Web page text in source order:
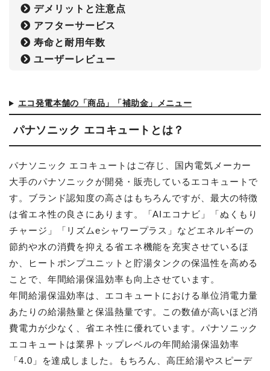
デメリットと注意点
アフターサービス
寿命と耐用年数
ユーザーレビュー
エコ発電本舗の「商品」「補助金」メニュー
パナソニック エコキュートとは？
パナソニック エコキュートはご存じ、国内電気メーカー
大手のパナソニックが開発・販売しているエコキュートで
す。ブランド認知度の高さはもちろんですが、最大の特徴
は省エネ性の良さにあります。「AIエコナビ」「ぬくもり
チャージ」「リズムeシャワープラス」などエネルギーの
節約や水の消費を抑える省エネ機能を充実させているほ
か、ヒートポンプユニットと貯湯タンクの保温性を高める
ことで、年間給湯保温効率も向上させています。
年間給湯保温効率は、エコキュートにおける単位消電力量
あたりの給湯熱量と保温熱量です。この数値が高いほど消
費電力が少なく、省エネ性に優れています。パナソニック
エコキュートは業界トップレベルの年間給湯保温効率
「4.0」を達成しました。もちろん、高圧給湯やスピーデ